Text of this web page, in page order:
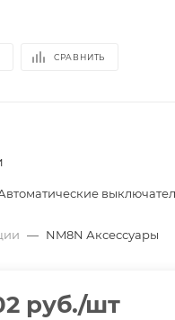
СРАВНИТЬ
— NM8N Аксессуары
руб./шт